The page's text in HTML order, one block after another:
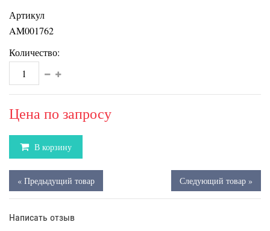
Артикул
AM001762
Количество:
Цена по запросу
В корзину
« Предыдущий товар Следующий товар »
Написать отзыв